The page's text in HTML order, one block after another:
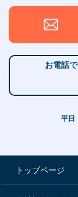
お電話
平日
トップページ